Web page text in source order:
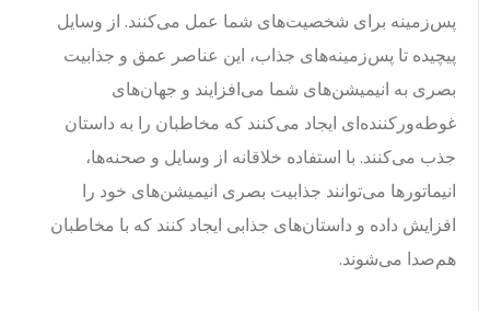
پس‌زمینه برای شخصیت‌های شما عمل می‌کنند. از وسایل
پیچیده تا پس‌زمینه‌های جذاب، این عناصر عمق و جذابیت
بصری به انیمیشن‌های شما می‌افزایند و جهان‌های
غوطه‌ورکننده‌ای ایجاد می‌کنند که مخاطبان را به داستان
جذب می‌کنند. با استفاده خلاقانه از وسایل و صحنه‌ها،
انیماتورها می‌توانند جذابیت بصری انیمیشن‌های خود را
افزایش داده و داستان‌های جذابی ایجاد کنند که با مخاطبان
هم‌صدا می‌شوند.